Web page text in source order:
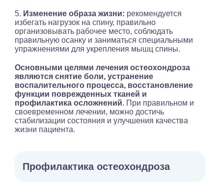
5. Изменение образа жизни: рекомендуется
избегать нагрузок на спину, правильно
организовывать рабочее место, соблюдать
правильную осанку и заниматься специальными
упражнениями для укрепления мышц спины.
Основными целями лечения остеохондроза
являются снятие боли, устранение
воспалительного процесса, восстановление
функции поврежденных тканей и
профилактика осложнений. При правильном и
своевременном лечении, можно достичь
стабилизации состояния и улучшения качества
жизни пациента.
Профилактика остеохондроза